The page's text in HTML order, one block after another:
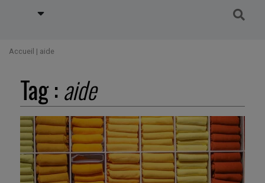
Accueil | aide
Tag :aide